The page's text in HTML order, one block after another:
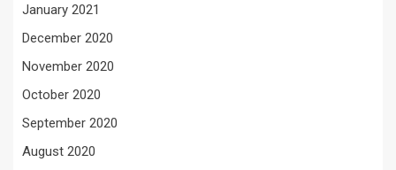
January 2021
December 2020
November 2020
October 2020
September 2020
August 2020